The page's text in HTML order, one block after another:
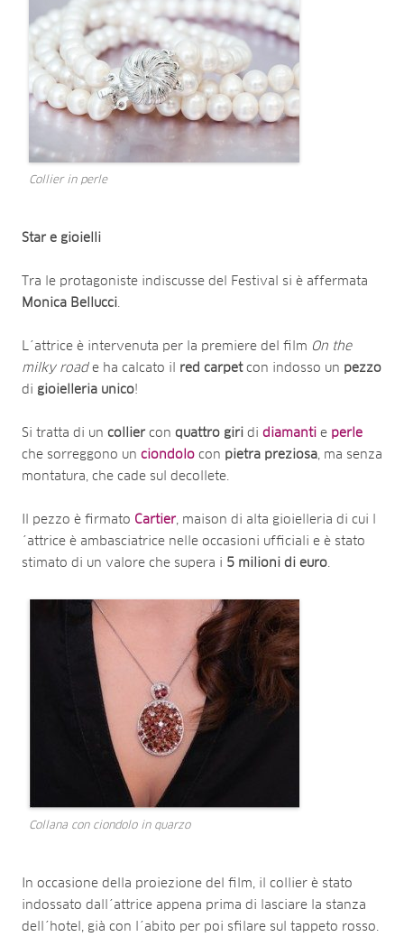
Collier in perle
Star e gioielli
Tra le protagoniste indiscusse del Festival si è affermata
Monica Bellucci
L´attrice è intervenuta per la premiere del film On the
milky roade ha calcato il red carpetcon indosso un pezzo
di gioielleria unico!
Si tratta di un collier con quattro giri di diamanti e perle
che sorreggono un ciondolo con pietra preziosa , ma senza
montatura, che cade sul decollete.
Il pezzo è firmato Cartier , maison di alta gioielleria di cui l
´attrice è ambasciatrice nelle occasioni ufficiali e è stato
stimato di un valore che supera i 5 milioni di euro
Collana con ciondolo in quarzo
In occasione della proiezione del film, il collier è stato
indossato dall´attrice appena prima di lasciare la stanza
dell´hotel, già con l´abito per poi sfilare sul tappeto rosso.